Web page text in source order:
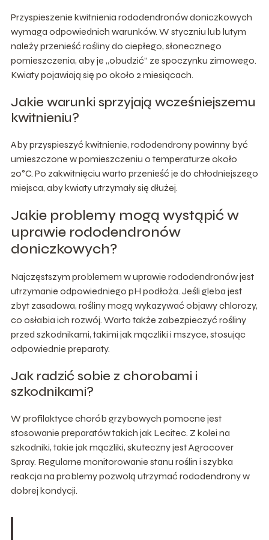
Przyspieszenie kwitnienia rododendronów doniczkowych
wymaga odpowiednich warunków. W styczniu lub lutym
należy przenieść rośliny do ciepłego, słonecznego
pomieszczenia, aby je „obudzić” ze spoczynku zimowego.
Kwiaty pojawiają się po około 2 miesiącach.
Jakie warunki sprzyjają wcześniejszemu
kwitnieniu?
Aby przyspieszyć kwitnienie, rododendrony powinny być
umieszczone w pomieszczeniu o temperaturze około
20°C. Po zakwitnięciu warto przenieść je do chłodniejszego
miejsca, aby kwiaty utrzymały się dłużej.
Jakie problemy mogą wystąpić w
uprawie rododendronów
doniczkowych?
Najczęstszym problemem w uprawie rododendronów jest
utrzymanie odpowiedniego pH podłoża. Jeśli gleba jest
zbyt zasadowa, rośliny mogą wykazywać objawy chlorozy,
co osłabia ich rozwój. Warto także zabezpieczyć rośliny
przed szkodnikami, takimi jak mączliki i mszyce, stosując
odpowiednie preparaty.
Jak radzić sobie z chorobami i
szkodnikami?
W profilaktyce chorób grzybowych pomocne jest
stosowanie preparatów takich jak Lecitec. Z kolei na
szkodniki, takie jak mączliki, skuteczny jest Agrocover
Spray. Regularne monitorowanie stanu roślin i szybka
reakcja na problemy pozwolą utrzymać rododendrony w
dobrej kondycji.